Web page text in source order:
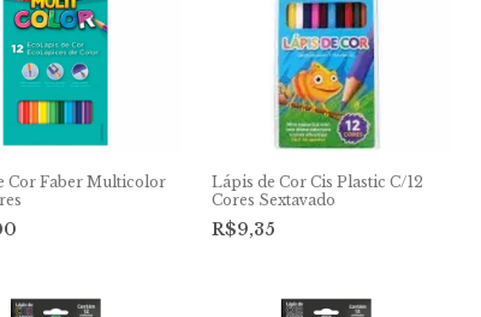
Cor Faber Multicolor
Lápis de Cor Cis Plastic C/12
Cores Sextavado
R$9,35